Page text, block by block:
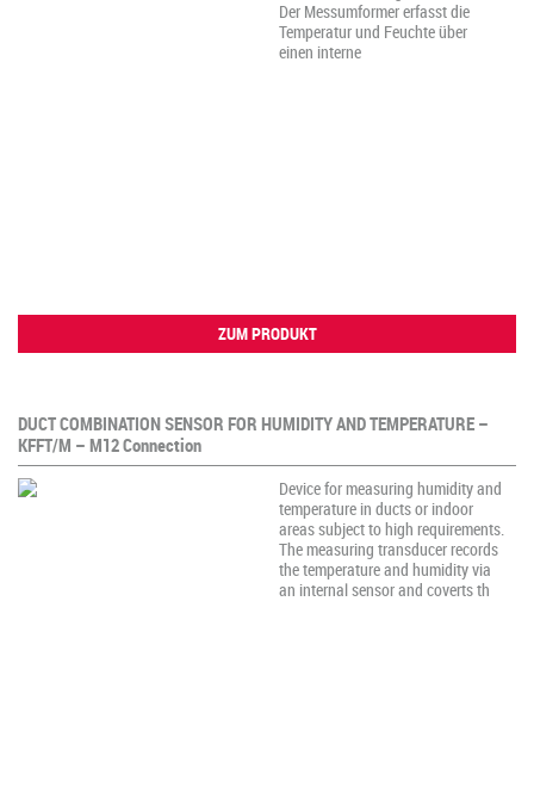
Der Messumformer erfasst die
Temperatur und Feuchte über
einen interne
ZUM PRODUKT
DUCT COMBINATION SENSOR FOR HUMIDITY AND TEMPERATURE –
KFFT/M – M12 Connection
Device for measuring humidity and
temperature in ducts or indoor
areas subject to high requirements.
The measuring transducer records
the temperature and humidity via
an internal sensor and coverts th